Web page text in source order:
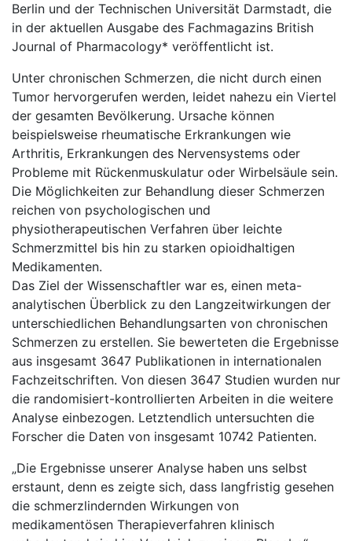
Berlin und der Technischen Universität Darmstadt, die
in der aktuellen Ausgabe des Fachmagazins British
Journal of Pharmacology* veröffentlicht ist.
Unter chronischen Schmerzen, die nicht durch einen
Tumor hervorgerufen werden, leidet nahezu ein Viertel
der gesamten Bevölkerung. Ursache können
beispielsweise rheumatische Erkrankungen wie
Arthritis, Erkrankungen des Nervensystems oder
Probleme mit Rückenmuskulatur oder Wirbelsäule sein.
Die Möglichkeiten zur Behandlung dieser Schmerzen
reichen von psychologischen und
physiotherapeutischen Verfahren über leichte
Schmerzmittel bis hin zu starken opioidhaltigen
Medikamenten.
Das Ziel der Wissenschaftler war es, einen meta-
analytischen Überblick zu den Langzeitwirkungen der
unterschiedlichen Behandlungsarten von chronischen
Schmerzen zu erstellen. Sie bewerteten die Ergebnisse
aus insgesamt 3647 Publikationen in internationalen
Fachzeitschriften. Von diesen 3647 Studien wurden nur
die randomisiert-kontrollierten Arbeiten in die weitere
Analyse einbezogen. Letztendlich untersuchten die
Forscher die Daten von insgesamt 10742 Patienten.
„Die Ergebnisse unserer Analyse haben uns selbst
erstaunt, denn es zeigte sich, dass langfristig gesehen
die schmerzlindernden Wirkungen von
medikamentösen Therapieverfahren klinisch